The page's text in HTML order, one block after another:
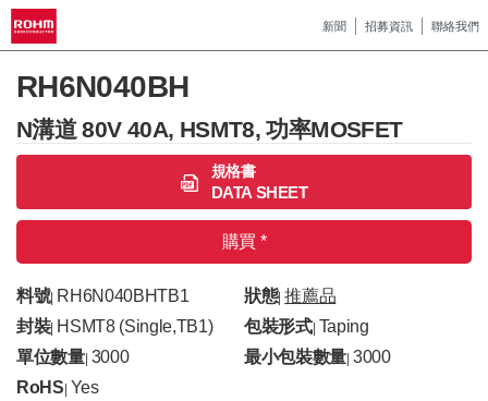
新聞 招募資訊 聯絡我們
RH6N040BH
N溝道 80V 40A, HSMT8, 功率MOSFET
規格書
DATA SHEET
購買 *
料號| RH6N040BHTB1 狀態|推薦品
封裝| HSMT8 (Single,TB1) 包裝形式| Taping
單位數量| 3000 最小包裝數量 |3000
RoHS Yes